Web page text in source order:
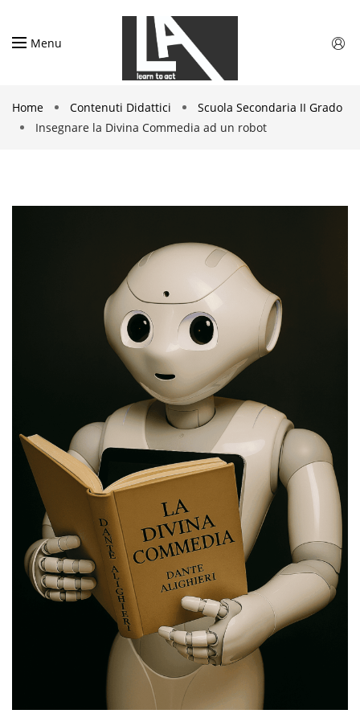
Menu
Home Contenuti Didattici
Scuola Secondaria II Grado
Insegnare la Divina Commedia ad un robot